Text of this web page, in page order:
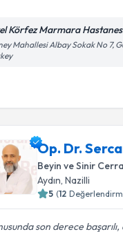
Körfez Marmara
Mahallesi Albay Sokak No 7,
Op. Dr.
Beyin ve Sinir
Aydın ,Nazilli
5 (12
son derece